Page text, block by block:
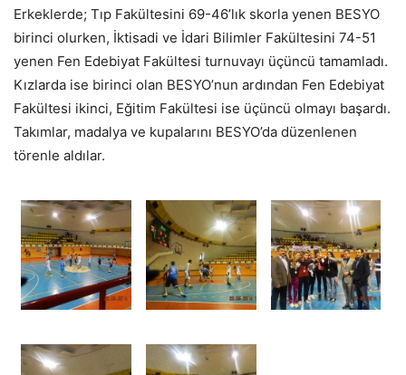
Erkeklerde; Tıp Fakültesini 69-46’lık skorla yenen BESYO
birinci olurken, İktisadi ve İdari Bilimler Fakültesini 74-51
yenen Fen Edebiyat Fakültesi turnuvayı üçüncü tamamladı.
Kızlarda ise birinci olan BESYO’nun ardından Fen Edebiyat
Fakültesi ikinci, Eğitim Fakültesi ise üçüncü olmayı başardı.
Takımlar, madalya ve kupalarını BESYO’da düzenlenen
törenle aldılar.